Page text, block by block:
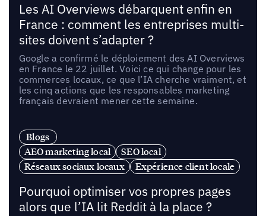
Les AI Overviews débarquent enfin en
France : comment les entreprises multi-
sites doivent s’adapter ?
Google a confirmé le déploiement des AI Overviews
en France le 22 juillet. Voici ce qui change pour les
commerces locaux, ce que l’IA cherche vraiment, et
les cinq actions que les responsables marketing
français devraient mener cette semaine.
Blogs
AEO marketing local
SEO local
Réseaux sociaux locaux
Expérience client locale
Pourquoi optimiser vos propres pages
alors que l’IA lit Reddit à la place ?